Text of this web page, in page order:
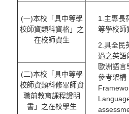
(一)本校「具中等學
校師資類科資格」之
在校師資生
1.主專長
等學校師
2.具全民
過之英語
歐洲語言
參考架構
(二)本校「具中等學
校師資類科修畢師資
職前教育課程證明
書」之在校學生